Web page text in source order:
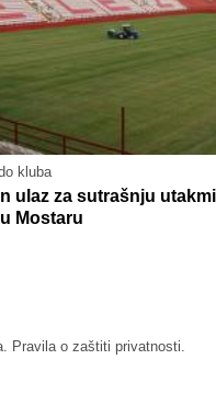
kluba
ulaz za sutrašnju
Mostaru
Pravila o zaštiti privatnosti.